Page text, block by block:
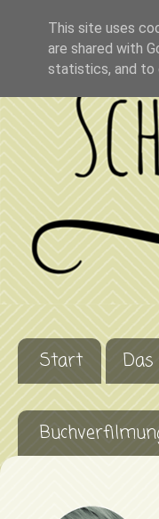
Start
This site uses
are shared with
statistics, and to